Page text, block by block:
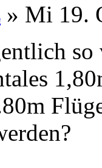
» Mi 19.